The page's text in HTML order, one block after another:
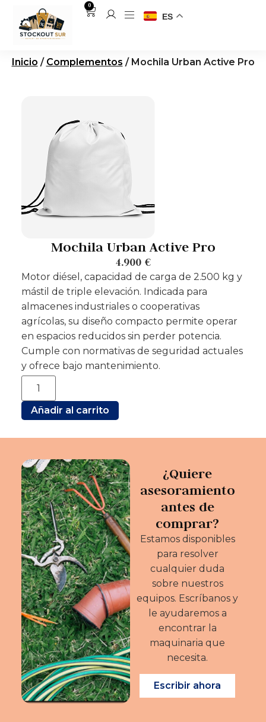
0
ES
Inicio / Complementos / Mochila Urban Active Pro
Mochila Urban Active Pro
4.900 €
Motor diésel, capacidad de carga de 2.500 kg y
mástil de triple elevación. Indicada para
almacenes industriales o cooperativas
agrícolas, su diseño compacto permite operar
en espacios reducidos sin perder potencia.
Cumple con normativas de seguridad actuales
y ofrece bajo mantenimiento.
Añadir al carrito
¿Quiere
asesoramiento
antes de
comprar?
Estamos disponibles
para resolver
cualquier duda
sobre nuestros
equipos. Escríbanos y
le ayudaremos a
encontrar la
maquinaria que
necesita.
Escribir ahora